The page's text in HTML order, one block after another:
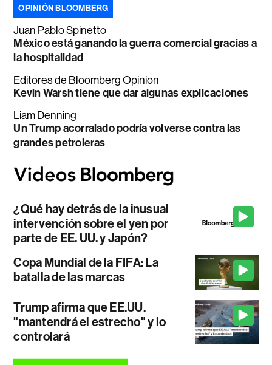
OPINIÓN BLOOMBERG
Juan Pablo Spinetto
México está ganando la guerra comercial gracias a
la hospitalidad
Editores de Bloomberg Opinion
Kevin Warsh tiene que dar algunas explicaciones
Liam Denning
Un Trump acorralado podría volverse contra las
grandes petroleras
¿Qué hay detrás de la inusual
intervención sobre el yen por
parte de EE. UU. y Japón?
Copa Mundial de la FIFA: La
batalla de las marcas
Trump afirma que EE.UU.
"mantendrá el estrecho" y lo
controlará